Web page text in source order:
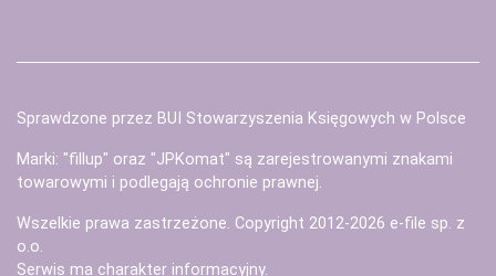
Sprawdzone przez BUI Stowarzyszenia Księgowych w Polsce
Marki: "fillup" oraz "JPKomat" są zarejestrowanymi znakami
towarowymi i podlegają ochronie prawnej.
Wszelkie prawa zastrzeżone. Copyright 2012-2026 e-file sp. z
o.o.
Serwis ma charakter informacyjny.